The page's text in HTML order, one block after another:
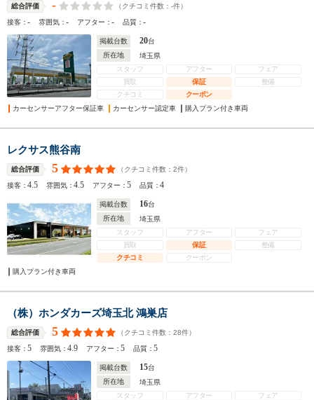
総合評価 - （クチコミ件数： -件）
接客：- 雰囲気：- アフター：- 品質：-
掲載台数 20台
所在地
埼玉県
スタッフ
アフター
フェア
買取
保証
整備
クチコミ
クーポン
カーセンサーアフター保証車
カーセンサー認定車 購入プラン付き車両
レクサス熊谷南
総合評価 5 （クチコミ件数： 2件）
接客：4.5 雰囲気：4.5 アフター：5 品質：4
掲載台数 16台
所在地
埼玉県
スタッフ
アフター
フェア
買取
保証
整備
クチコミ
クーポン
購入プラン付き車両
（株）ホンダカーズ埼玉北 鴻巣店
総合評価 5 （クチコミ件数： 28件）
接客：5 雰囲気：4.9 アフター：5 品質：5
掲載台数 15台
所在地
埼玉県
スタッフ
アフター
フェア